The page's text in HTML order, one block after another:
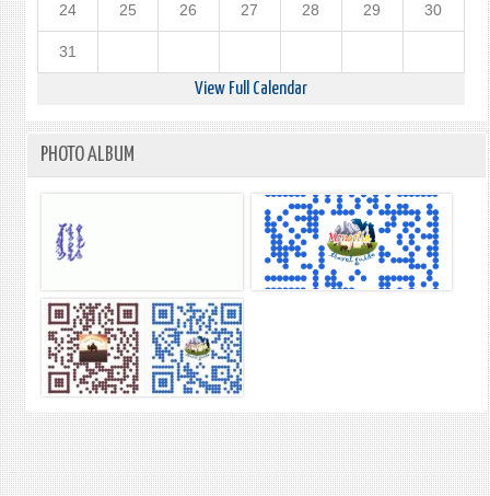
24 25 26 27 28 29 30
31
View Full Calendar
PHOTO ALBUM